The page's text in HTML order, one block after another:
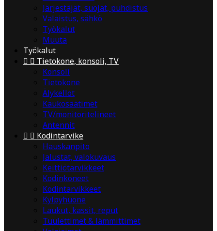
Järjestäjät, suojat, puhdistus
Valaistus, sähkö
Työkalut
Muuta
Työkalut
  Tietokone, konsoli, TV
Konsoli
Tietokone
Älykellot
Kaukosäätimet
TV/monitoritelineet
Antennit
  Kodintarvike
Hauskanpito
Jalustat, valokuvaus
Keittiötarvikkeet
Kodinkoneet
Kodintarvikkeet
Kylpyhuone
Laukut, kassit, reput
Tuulettimet & lämmittimet